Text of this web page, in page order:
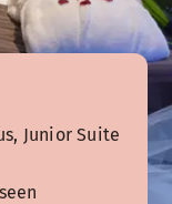
Junior Suite